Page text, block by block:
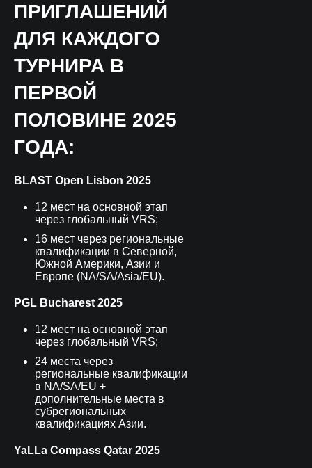
ПРИГЛАШЕНИЙ
ДЛЯ КАЖДОГО
ТУРНИРА В
ПЕРВОЙ
ПОЛОВИНЕ 2025
ГОДА:
BLAST Open Lisbon 2025
12 мест на основной этап
через глобальный VRS;
16 мест через региональные
квалификации в Северной,
Южной Америки, Азии и
Европе (NA/SA/Asia/EU).
PGL Bucharest 2025
12 мест на основной этап
через глобальный VRS;
24 места через
региональные квалификации
в NA/SA/EU +
дополнительные места в
субрегиональных
квалификациях Азии.
YaLLa Compass Qatar 2025